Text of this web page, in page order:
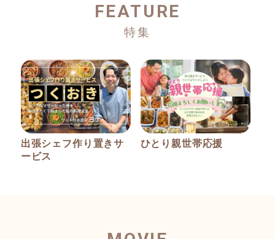
FEATURE
出張シェフ作り置きサ
ービス
ひとり親世帯応援